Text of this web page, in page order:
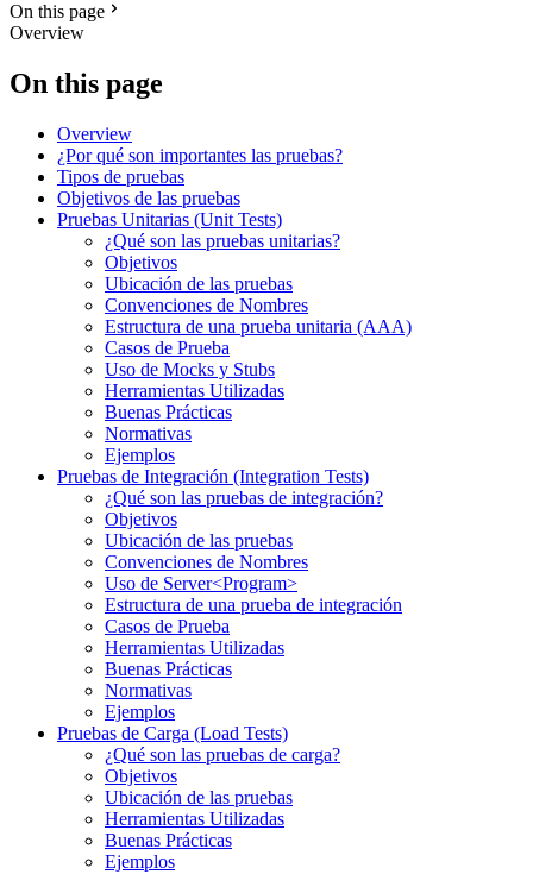
On this page
Overview
On this page
Overview
¿Por qué son importantes las pruebas?
Tipos de pruebas
Objetivos de las pruebas
Pruebas Unitarias (Unit Tests)
¿Qué son las pruebas unitarias?
Objetivos
Ubicación de las pruebas
Convenciones de Nombres
Estructura de una prueba unitaria (AAA)
Casos de Prueba
Uso de Mocks y Stubs
Herramientas Utilizadas
Buenas Prácticas
Normativas
Ejemplos
Pruebas de Integración (Integration Tests)
¿Qué son las pruebas de integración?
Objetivos
Ubicación de las pruebas
Convenciones de Nombres
Uso de Server<Program>
Estructura de una prueba de integración
Casos de Prueba
Herramientas Utilizadas
Buenas Prácticas
Normativas
Ejemplos
Pruebas de Carga (Load Tests)
¿Qué son las pruebas de carga?
Objetivos
Ubicación de las pruebas
Herramientas Utilizadas
Buenas Prácticas
Ejemplos